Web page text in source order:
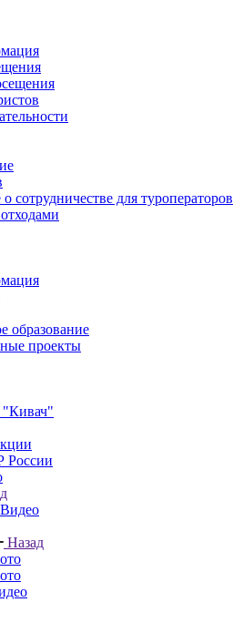
сотрудничестве для туроператоров
образование
проекты
России
Назад